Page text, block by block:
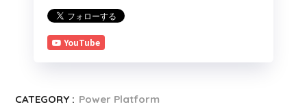
YouTube
CATEGORY : Power Platform